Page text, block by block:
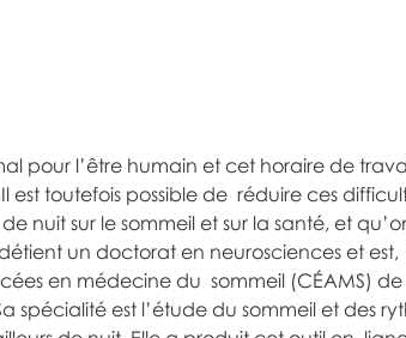
pour l’être humain et cet horaire de
est toutefois possible de  réduire ces
nuit sur le sommeil et sur la santé, et
un doctorat en neurosciences et
en médecine du  sommeil (CÉAMS)
spécialité est l’étude du sommeil et des